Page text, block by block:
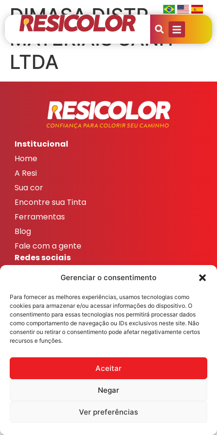
Gerenciar o consentimento
Para fornecer as melhores experiências, usamos tecnologias como
cookies para armazenar e/ou acessar informações do dispositivo. O
consentimento para essas tecnologias nos permitirá processar dados
como comportamento de navegação ou IDs exclusivos neste site. Não
consentir ou retirar o consentimento pode afetar negativamente certos
recursos e funções.
Aceitar
Negar
Ver preferências
DIMASA DISTR
MATERIAIS SANIT
LTDA
Institucional
Home
A Resi
Sua cor
Encontre sua Tinta
Ferramentas
Blog
Fale com a gente
Redes sociais
ResicolorTintas
ResicolorTintas
ResicolorTintas
Resicolor Tintas ©2026 Todos os direitos reservados
Desenvolvido por
Fast Digital 360